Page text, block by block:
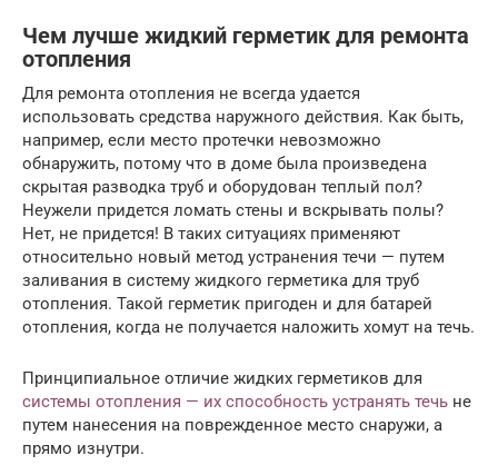
Чем лучше жидкий герметик для ремонта
отопления
Для ремонта отопления не всегда удается
использовать средства наружного действия. Как быть,
например, если место протечки невозможно
обнаружить, потому что в доме была произведена
скрытая разводка труб и оборудован теплый пол?
Неужели придется ломать стены и вскрывать полы?
Нет, не придется! В таких ситуациях применяют
относительно новый метод устранения течи — путем
заливания в систему жидкого герметика для труб
отопления. Такой герметик пригоден и для батарей
отопления, когда не получается наложить хомут на течь.
Принципиальное отличие жидких герметиков для
системы отопления — их способность устранять течь не
путем нанесения на поврежденное место снаружи, а
прямо изнутри.